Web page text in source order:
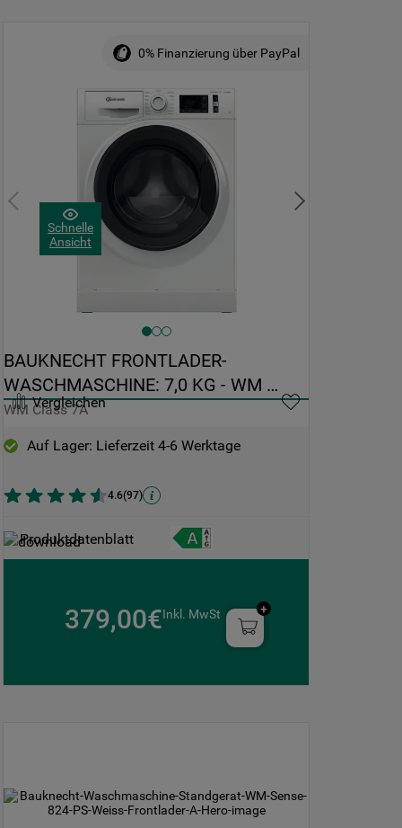
Schnelle
Ansicht
0% Finanzierung über PayPal
Vergleichen
BAUKNECHT FRONTLADER-
WASCHMASCHINE: 7,0 KG - WM
CLASS 7A
WM Class 7A
Auf Lager: Lieferzeit 4-6 Werktage
4.6(97)
Produktdatenblatt
379,00€Inkl. MwSt